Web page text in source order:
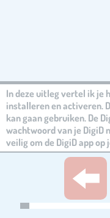
In deze uitleg vertel ik je
installeren en activeren.
kan gaan gebruiken. De
wachtwoord van je DigiD
veilig om de DigiD app